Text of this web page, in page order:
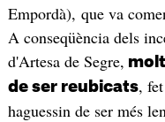
Empordà), que va
A conseqüència dels
d'Artesa de Segre,
de ser reubicats,
haguessin de ser més